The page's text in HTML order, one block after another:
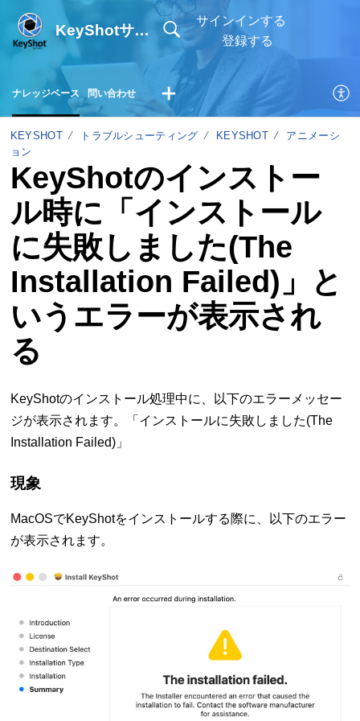
KeyShotサポートサイト
サインインする
登録する
ナレッジベース 問い合わせ
KEYSHOT トラブルシューティング KEYSHOT
アニメーシ
ョン
KeyShotのインストー
ル時に「インストール
に失敗しました(The
Installation Failed)」と
いうエラーが表示され
る
KeyShotのインストール処理中に、以下のエラーメッセー
ジが表示されます。「インストールに失敗しました(The
Installation Failed)」
現象
MacOSでKeyShotをインストールする際に、以下のエラー
が表示されます。